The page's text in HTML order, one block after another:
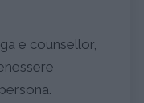
e counsellor,